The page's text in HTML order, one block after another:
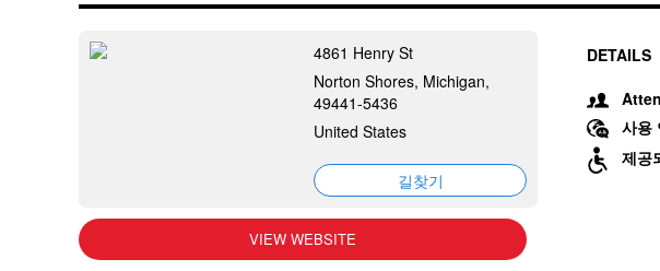
4861 Henry St
Norton Shores, Michigan,
49441-5436
United States
길찾기
VIEW WEBSITE
DETAILS
사용
제공